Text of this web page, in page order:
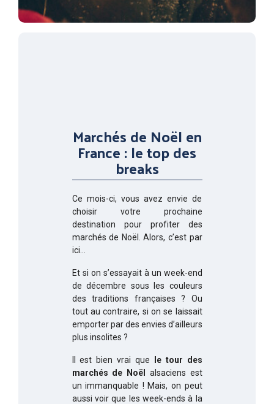
Marchés de Noël en
France : le top des
breaks
Ce mois-ci, vous avez envie de
choisir votre prochaine
destination pour profiter des
marchés de Noël. Alors, c’est par
ici…
Et si on s’essayait à un week-end
de décembre sous les couleurs
des traditions françaises ? Ou
tout au contraire, si on se laissait
emporter par des envies d’ailleurs
plus insolites ?
Il est bien vrai que le tour des
marchés de Noël alsaciens est
un immanquable ! Mais, on peut
aussi voir que les week-ends à la